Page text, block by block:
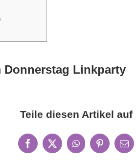
Donnerstag Linkparty
Teile diesen Artikel auf